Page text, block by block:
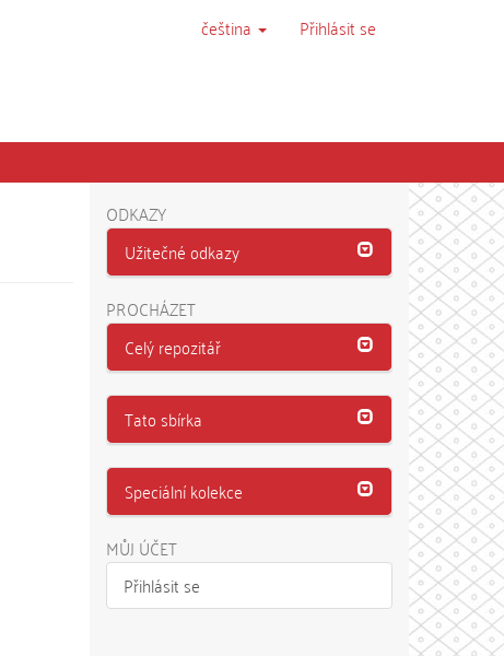
čeština Přihlásit se
ODKAZY
Užitečné odkazy
PROCHÁZET
Celý repozitář
Tato sbírka
Speciální kolekce
MŮJ ÚČET
Přihlásit se